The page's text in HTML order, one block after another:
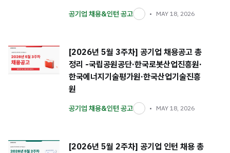
공기업 채용&인턴 공고 MAY 18, 2026
[2026년 5월 3주차] 공기업 채용공고 총
정리 -국립공원공단·한국로봇산업진흥원·
한국에너지기술평가원·한국산업기술진흥
원
공기업 채용&인턴 공고 MAY 18, 2026
[2026년 5월 2주차] 공기업 인턴 채용 총